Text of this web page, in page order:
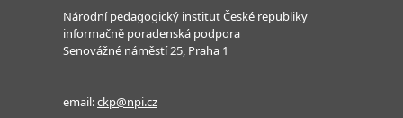
Národní pedagogický institut České republiky
informačně poradenská podpora
Senovážné náměstí 25, Praha 1
email:ckp@npi.cz